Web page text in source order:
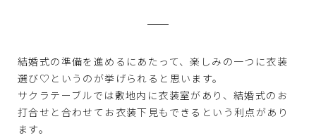
結婚式の準備を進めるにあたって、楽しみの一つに衣装
選び♡というのが挙げられると思います。
サクラテーブルでは敷地内に衣装室があり、結婚式のお
打合せと合わせてお衣装下見もできるという利点があり
ます。